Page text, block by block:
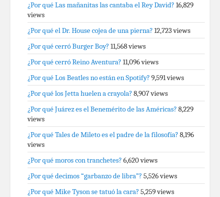
¿Por qué Las mañanitas las cantaba el Rey David? 16,829
views
¿Por qué el Dr. House cojea de una pierna? 12,723 views
¿Por qué cerró Burger Boy? 11,568 views
¿Por qué cerró Reino Aventura? 11,096 views
¿Por qué Los Beatles no están en Spotify? 9,591 views
¿Por qué los Jetta huelen a crayola? 8,907 views
¿Por qué Juárez es el Benemérito de las Américas? 8,229
views
¿Por qué Tales de Mileto es el padre de la filosofía? 8,196
views
¿Por qué moros con tranchetes? 6,620 views
¿Por qué decimos “garbanzo de libra”? 5,526 views
¿Por qué Mike Tyson se tatuó la cara? 5,259 views